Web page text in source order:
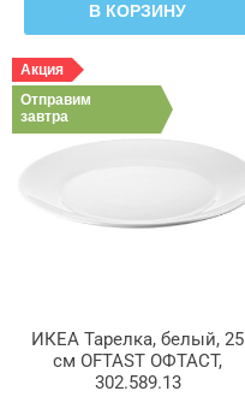
В КОРЗИНУ
Акция
Отправим
завтра
ИКЕА Тарелка, белый, 25
см OFTAST ОФТАСТ,
302.589.13